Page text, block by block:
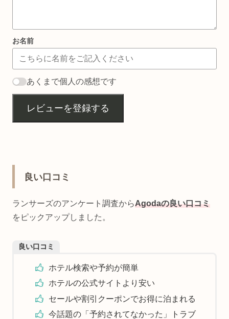
お名前
あくまで個人の感想です
レビューを登録する
良い口コミ
ランサーズのアンケート調査からAgodaの良い口コミ
をピックアップしました。
良い口コミ
ホテル検索や予約が簡単
ホテルの公式サイトより安い
セールや割引クーポンでお得に泊まれる
今話題の「予約されてなかった」トラブ